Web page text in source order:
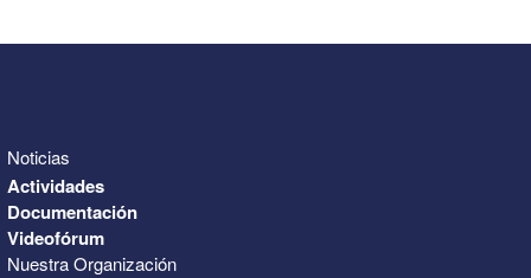
Noticias
Actividades
Documentación
Videofórum
Nuestra Organización